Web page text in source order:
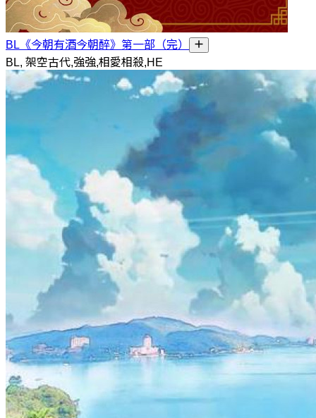
BL《今朝有酒今朝醉》第一部（完）
BL, 架空古代,強強,相愛相殺,HE